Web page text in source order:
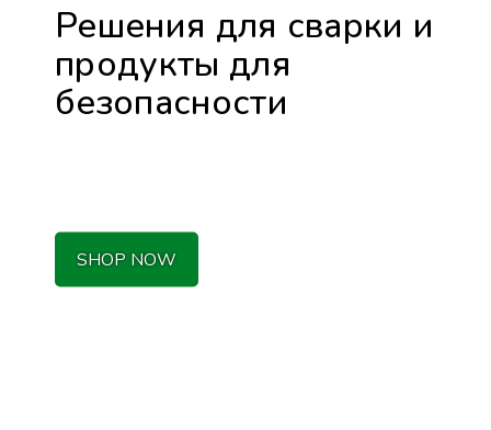
Решения для сварки и
продукты для
безопасности
SHOP NOW